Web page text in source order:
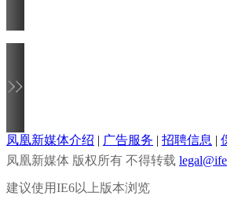
凤凰新媒体介绍 | 广告服务 | 招聘信息 |
凤凰新媒体 版权所有 不得转载
建议使用IE6以上版本浏览